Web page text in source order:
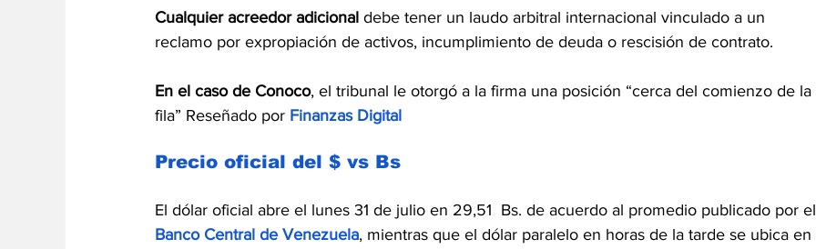
Cualquier acreedor adicional debe tener un laudo arbitral internacional vinculado a un
reclamo por expropiación de activos, incumplimiento de deuda o rescisión de contrato.
En el caso de Conoco, el tribunal le otorgó a la firma una posición “cerca del comienzo de la
fila” Reseñado por Finanzas Digital
Precio oficial del $ vs Bs
El dólar oficial abre el lunes 31 de julio en 29,51  Bs. de acuerdo al promedio publicado por
Banco Central de Venezuela, mientras que el dólar paralelo en horas de la tarde se ubica en